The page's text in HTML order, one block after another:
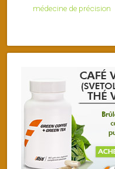
médecine de précision